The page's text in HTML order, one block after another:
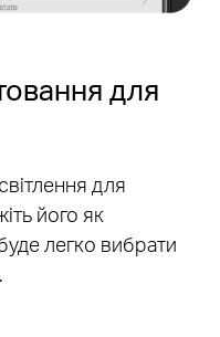
для
для
його як
легко вибрати